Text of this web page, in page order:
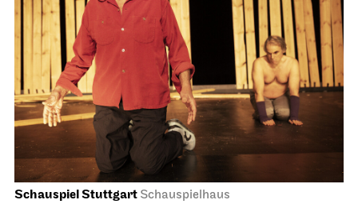
Schauspiel Stuttgart Schauspielhaus